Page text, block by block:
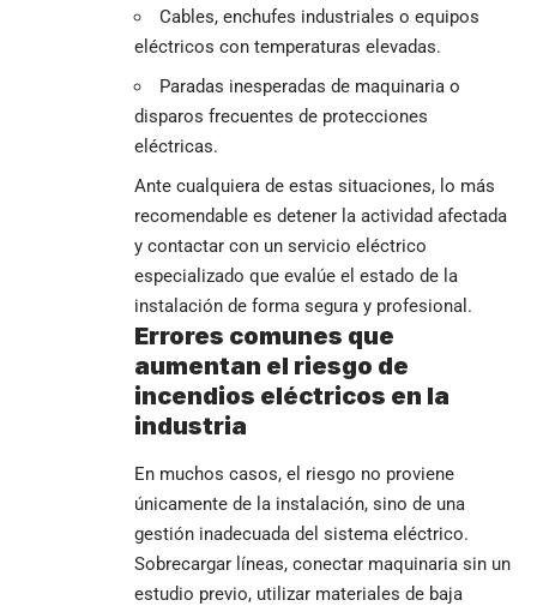
Cables, enchufes industriales o equipos
eléctricos con temperaturas elevadas.
Paradas inesperadas de maquinaria o
disparos frecuentes de protecciones
eléctricas.
Ante cualquiera de estas situaciones, lo más
recomendable es detener la actividad afectada
y contactar con un servicio eléctrico
especializado que evalúe el estado de la
instalación de forma segura y profesional.
Errores comunes que
aumentan el riesgo de
incendios eléctricos en la
industria
En muchos casos, el riesgo no proviene
únicamente de la instalación, sino de una
gestión inadecuada del sistema eléctrico.
Sobrecargar líneas, conectar maquinaria sin un
estudio previo, utilizar materiales de baja